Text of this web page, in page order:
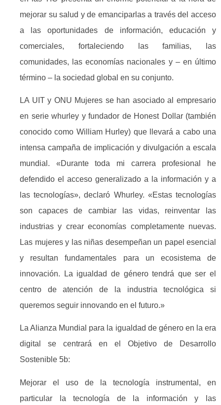
mejorar su salud y de emanciparlas a través del acceso
a las oportunidades de información, educación y
comerciales, fortaleciendo las familias, las
comunidades, las economías nacionales y – en último
término – la sociedad global en su conjunto.
LA UIT y ONU Mujeres se han asociado al empresario
en serie whurley y fundador de Honest Dollar (también
conocido como William Hurley) que llevará a cabo una
intensa campaña de implicación y divulgación a escala
mundial. «Durante toda mi carrera profesional he
defendido el acceso generalizado a la información y a
las tecnologías», declaró Whurley. «Estas tecnologías
son capaces de cambiar las vidas, reinventar las
industrias y crear economías completamente nuevas.
Las mujeres y las niñas desempeñan un papel esencial
y resultan fundamentales para un ecosistema de
innovación. La igualdad de género tendrá que ser el
centro de atención de la industria tecnológica si
queremos seguir innovando en el futuro.»
La Alianza Mundial para la igualdad de género en la era
digital se centrará en el Objetivo de Desarrollo
Sostenible 5b:
Mejorar el uso de la tecnología instrumental, en
particular la tecnología de la información y las